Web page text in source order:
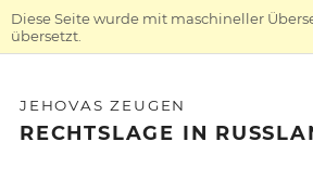
Diese Seite wurde mit maschineller
übersetzt.
JEHOVAS ZEUGEN
RECHTSLAGE IN